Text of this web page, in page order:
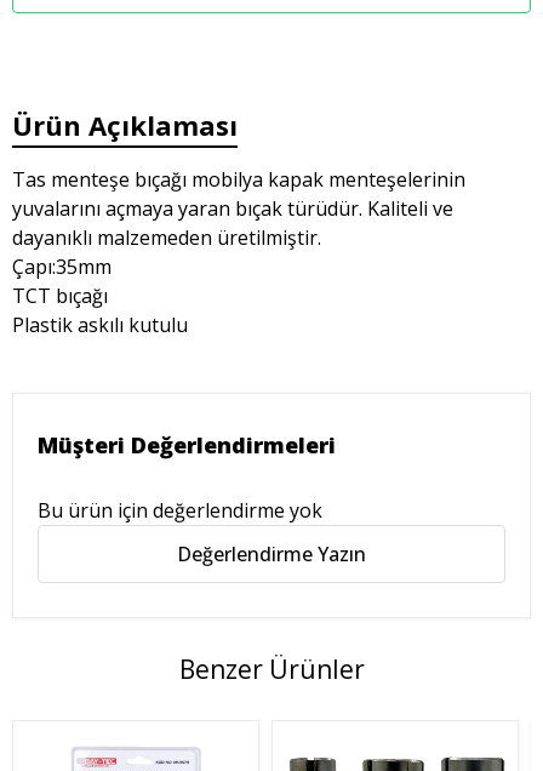
Ürün Açıklaması
Tas menteşe bıçağı mobilya kapak menteşelerinin
yuvalarını açmaya yaran bıçak türüdür. Kaliteli ve
dayanıklı malzemeden üretilmiştir.
Çapı:35mm
TCT bıçağı
Plastik askılı kutulu
Müşteri Değerlendirmeleri
Bu ürün için değerlendirme yok
Değerlendirme Yazın
Benzer Ürünler